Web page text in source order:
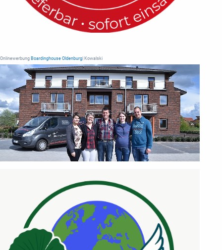
Onlinewerbung Boardinghouse Oldenburg | Kowalski